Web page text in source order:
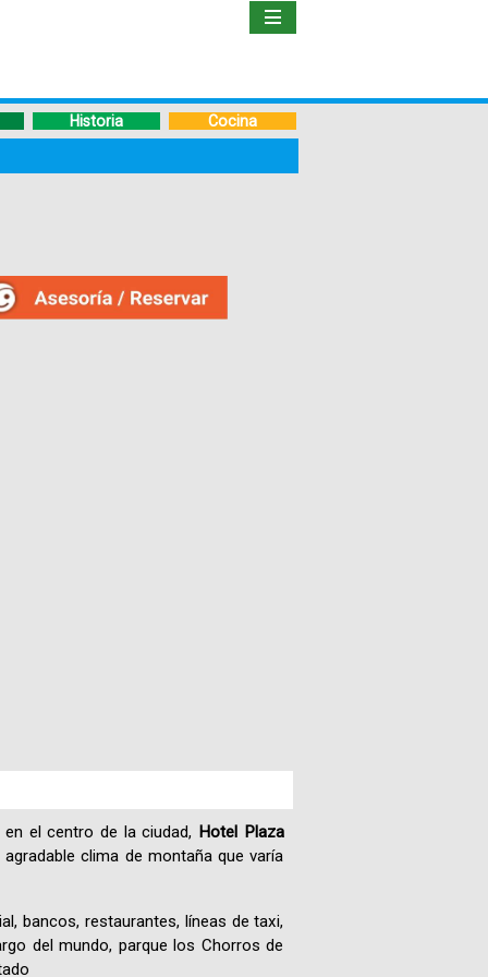
Libro
Historia
Cocina
el centro de la ciudad, Hotel Plaza
clima de montaña que varía
bancos, restaurantes, líneas de taxi,
del mundo, parque los Chorros de